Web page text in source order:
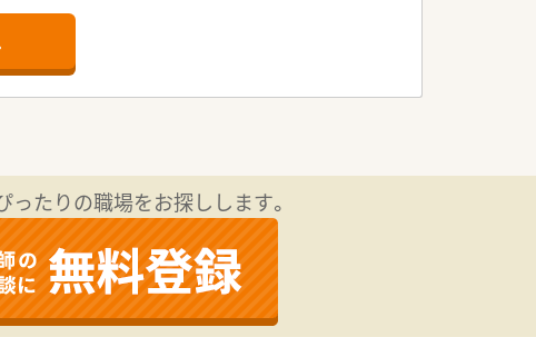
極的に取り組んでいます。
ルと、
たりの職場をお探しします。